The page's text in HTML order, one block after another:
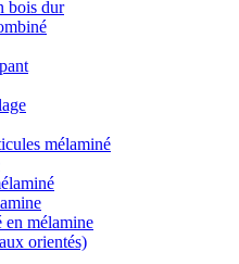
bois dur
mélaminé
en mélamine
orientés)